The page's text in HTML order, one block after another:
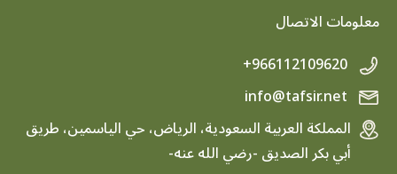
معلومات الاتصال
+966112109620
المملكة العربية السعودية، الرياض، حي الياسمين، طريق
أبي بكر الصديق -رضي الله عنه-